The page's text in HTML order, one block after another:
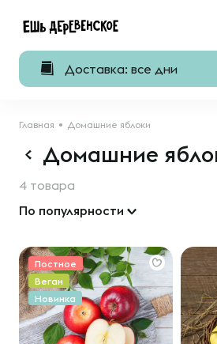
Доставка: все дни
Главная Домашние яблоки
Домашние
4 товара
По популярности
Постное
Веган
Новинка